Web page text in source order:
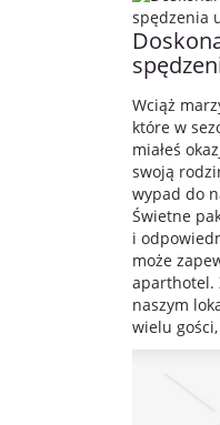
Wciąż
które w
miałeś
swoją
wypad do
Świetne
i
może
aparthotel.
naszym
wielu